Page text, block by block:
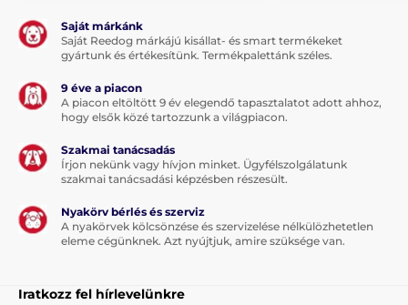
Saját márkánk
Saját Reedog márkájú kisállat- és smart termékeket
gyártunk és értékesítünk. Termékpalettánk széles.
9 éve a piacon
A piacon eltöltött 9 év elegendő tapasztalatot adott ahhoz,
hogy elsők közé tartozzunk a világpiacon.
Szakmai tanácsadás
Írjon nekünk vagy hívjon minket. Ügyfélszolgálatunk
szakmai tanácsadási képzésben részesült.
Nyakörv bérlés és szerviz
A nyakörvek kölcsönzése és szervizelése nélkülözhetetlen
eleme cégünknek. Azt nyújtjuk, amire szüksége van.
Iratkozz fel hírlevelünkre